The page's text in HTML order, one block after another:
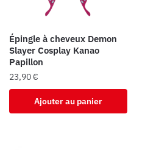
Épingle à cheveux Demon
Slayer Cosplay Kanao
Papillon
23,90€
Ajouter au panier